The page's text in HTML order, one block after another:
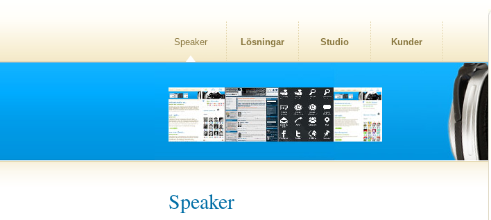
Speaker Lösningar Studio Kunder
Speaker